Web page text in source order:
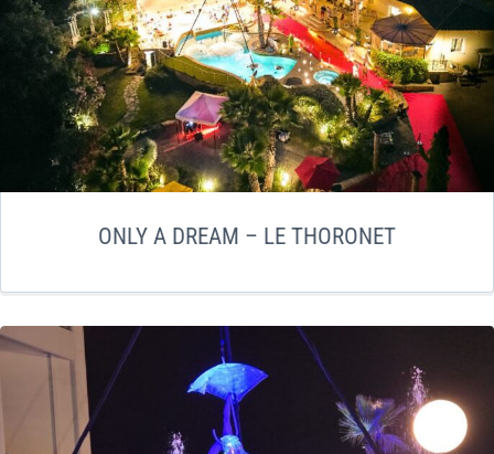
ONLY A DREAM – LE THORONET